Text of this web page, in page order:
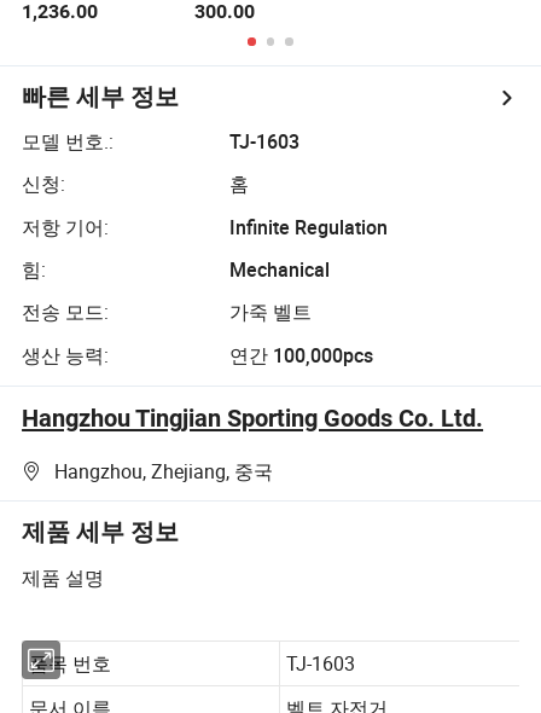
1,236.00
300.00
아쿠아 자전거
빠른 세부 정보
모델 번호.:
TJ-1603
신청:
홈
저항 기어:
Infinite Regulation
힘:
Mechanical
전송 모드:
가죽 벨트
생산 능력:
연간 100,000pcs
Hangzhou Tingjian Sporting Goods Co. Ltd.
Hangzhou, Zhejiang, 중국
제품 세부 정보
제품 설명
품목 번호 TJ-1603